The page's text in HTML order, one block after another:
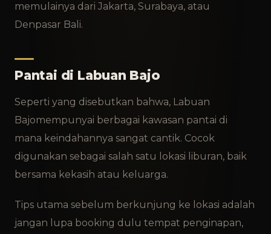
memulainya dari Jakarta, Surabaya, atau
Denpasar Bali.
Pantai di Labuan Bajo
Seperti yang disebutkan bahwa, Labuan
Bajomempunyai berbagai kawasan pantai di
mana keindahannya sangat cantik. Cocok
digunakan sebagai salah satu lokasi liburan, baik
bersama kekasih atau keluarga.
Tips utama sebelum berkunjung ke lokasi adalah
jangan lupa booking dulu tempat penginapan,